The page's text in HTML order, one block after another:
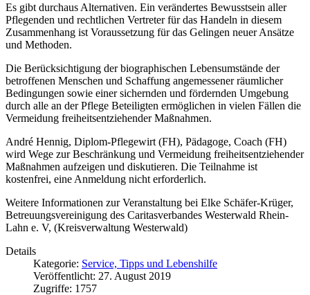
Es gibt durchaus Alternativen. Ein verändertes Bewusstsein aller
Pflegenden und rechtlichen Vertreter für das Handeln in diesem
Zusammenhang ist Voraussetzung für das Gelingen neuer Ansätze
und Methoden.
Die Berücksichtigung der biographischen Lebensumstände der
betroffenen Menschen und Schaffung angemessener räumlicher
Bedingungen sowie einer sichernden und fördernden Umgebung
durch alle an der Pflege Beteiligten ermöglichen in vielen Fällen die
Vermeidung freiheitsentziehender Maßnahmen.
André Hennig, Diplom-Pflegewirt (FH), Pädagoge, Coach (FH)
wird Wege zur Beschränkung und Vermeidung freiheitsentziehender
Maßnahmen aufzeigen und diskutieren. Die Teilnahme ist
kostenfrei, eine Anmeldung nicht erforderlich.
Weitere Informationen zur Veranstaltung bei Elke Schäfer-Krüger,
Betreuungsvereinigung des Caritasverbandes Westerwald Rhein-
Lahn e. V, (Kreisverwaltung Westerwald)
Details
Kategorie: Service, Tipps und Lebenshilfe
Veröffentlicht: 27. August 2019
Zugriffe: 1757